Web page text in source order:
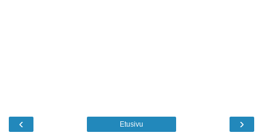
‹ ›
Etusivu